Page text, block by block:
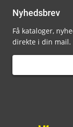
Nyhedsbrev
Få kataloger,
direkte i din mail.